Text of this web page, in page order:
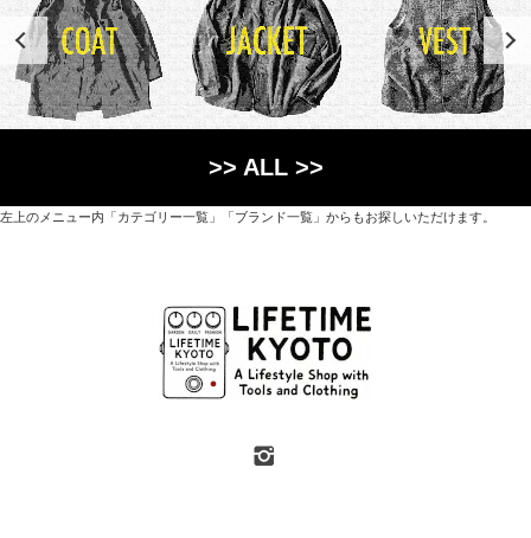
>> ALL >>
左上のメニュー内「カテゴリー一覧」「ブランド一覧」からもお探しいただけます。
オリジナルを含むファッションアイテムが中心の
京都・紫野にあるライフスタイルショップです。
京都府京都市北区紫野上築山町21（1階と2階）
定休日 / 水・日曜